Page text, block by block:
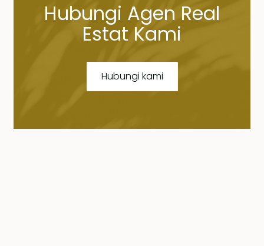
Hubungi Agen Real
Estat Kami
Hubungi kami